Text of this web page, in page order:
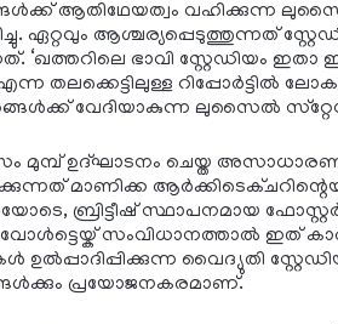
ആതിഥേയത്വം വഹിക്കുന്ന
ഏറ്റവും ആശ്ചര്യപ്പെടുത്തുന്നത്
‘ഖത്തറിലെ ഭാവി സ്റ്റേഡിയം ഇതാ
തലക്കെട്ടിലുള്ള റിപ്പോര്‍ട്ടില്‍
വേദിയാകുന്ന ലുസൈല്‍
മുമ്പ് ഉദ്ഘാടനം ചെയ്ത
മാണിക്ക
ബ്രിട്ടീഷ് സ്ഥാപനമായ
സംവിധാനത്താല്‍ ഇത്
ഉല്‍പ്പാദിപ്പിക്കുന്ന വൈദ്യുതി
പ്രയോജനകരമാണ്.